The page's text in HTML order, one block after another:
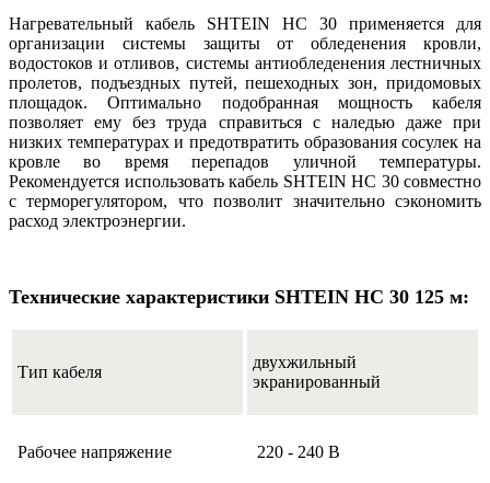
Нагревательный кабель SHTEIN HC 30 применяется для
организации системы защиты от обледенения кровли,
водостоков и отливов, системы антиобледенения лестничных
пролетов, подъездных путей, пешеходных зон, придомовых
площадок. Оптимально подобранная мощность кабеля
позволяет ему без труда справиться с наледью даже при
низких температурах и предотвратить образования сосулек на
кровле во время перепадов уличной температуры.
Рекомендуется использовать кабель SHTEIN HC 30 совместно
с терморегулятором, что позволит значительно сэкономить
расход электроэнергии.
Технические характеристики SHTEIN HC 30 125 м:
Тип кабеля
двухжильный
экранированный
Рабочее напряжение 220 - 240 В